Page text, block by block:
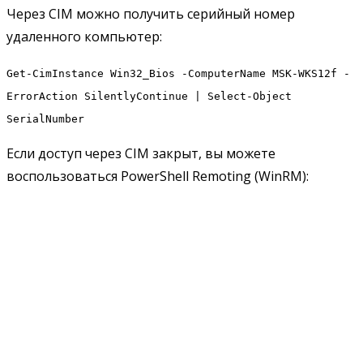
Через CIM можно получить серийный номер
удаленного компьютер:
Get-CimInstance Win32_Bios -ComputerName MSK-WKS12f -
ErrorAction SilentlyContinue | Select-Object
SerialNumber
Если доступ через CIM закрыт, вы можете
воспользоваться PowerShell Remoting (WinRM):